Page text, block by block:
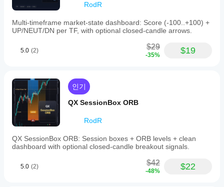
RodR
Multi-timeframe market-state dashboard: Score (-100..+100) +
UP/NEUT/DN per TF, with optional closed-candle arrows.
5.0 (2) $29
-35% $19
인기
QX SessionBox ORB
RodR
QX SessionBox ORB: Session boxes + ORB levels + clean
dashboard with optional closed-candle breakout signals.
5.0 (2) $42
-48% $22